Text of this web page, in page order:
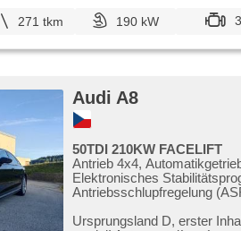
271 tkm 190 kW
Audi A8
50TDI 210KW FACELIFT
Antrieb 4x4,
Elektronisches
Antriebsschlupfregelung
Ermüdung des Fahrers,
Ursprungsland D,​ erster